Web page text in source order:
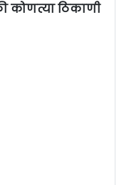
कोणत्या ठिकाणी